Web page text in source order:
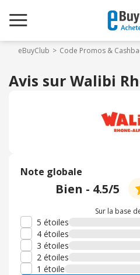
eBuyClub Code Promos &
Avis sur Walibi
Note globale
Bien - 4.5/5
Sur la base
5 étoiles
4 étoiles
3 étoiles
2 étoiles
1 étoile